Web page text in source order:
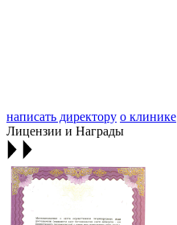
написать директору о клинике
Лицензии и Награды